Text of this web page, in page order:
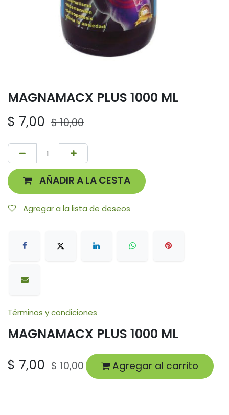
MAGNAMACX PLUS 1000 ML
$ 7,00 $10,00
AÑADIR A LA CESTA
Agregar a la lista de deseos
Términos y condiciones
MAGNAMACX PLUS 1000 ML
$ 7,00 $10,00 Agregar al carrito